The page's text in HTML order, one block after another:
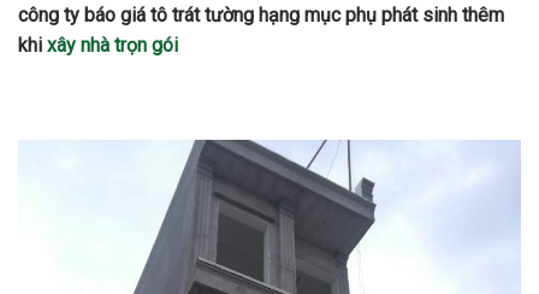
công ty báo giá tô trát tường hạng mục phụ phát sinh thêm
khi xây nhà trọn gói